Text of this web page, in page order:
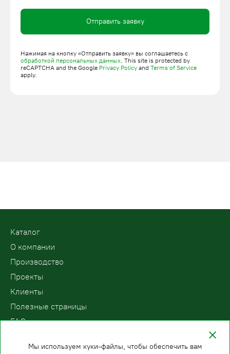
Отправить заявку
Нажимая на кнопку «Отправить заявку» вы соглашаетесь с
обработкой персональных данных. This site is protected by
reCAPTCHA and the Google Privacy Policy and Terms of Service
apply.
Kаталог
О компании
Производство
Проекты
Клиенты
Полезные страницы
FAQ
Мы используем куки-файлы, чтобы обеспечить вам